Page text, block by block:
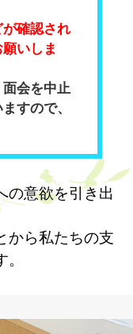
が確認され
いしま
面会を中止
すので、
の意欲を引き出
から私たちの支